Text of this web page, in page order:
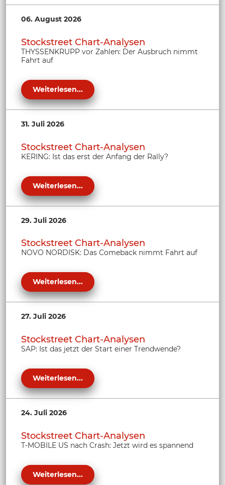
06. August 2026
Stockstreet Chart-Analysen
THYSSENKRUPP vor Zahlen: Der Ausbruch nimmt
Fahrt auf
Weiterlesen...
31. Juli 2026
Stockstreet Chart-Analysen
KERING: Ist das erst der Anfang der Rally?
Weiterlesen...
29. Juli 2026
Stockstreet Chart-Analysen
NOVO NORDISK: Das Comeback nimmt Fahrt auf
Weiterlesen...
27. Juli 2026
Stockstreet Chart-Analysen
SAP: Ist das jetzt der Start einer Trendwende?
Weiterlesen...
24. Juli 2026
Stockstreet Chart-Analysen
T-MOBILE US nach Crash: Jetzt wird es spannend
Weiterlesen...